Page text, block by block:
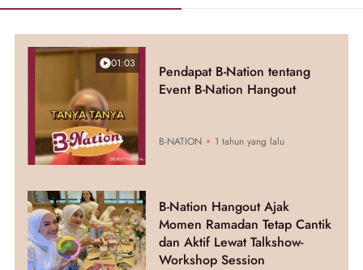
01:03
Pendapat B-Nation tentang
Event B-Nation Hangout
B-NATION 1 tahun yang lalu
B-Nation Hangout Ajak
Momen Ramadan Tetap Cantik
dan Aktif Lewat Talkshow-
Workshop Session